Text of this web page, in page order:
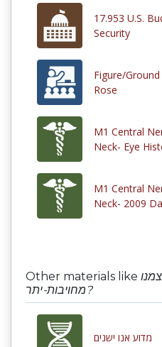
17.953 U.S.
Security
Figure/
Rose
M1 Central
Neck- Eye
M1 Central
Neck- 2009
Other materials like
מחויבות-יתר?
מדוע אנו ישנים